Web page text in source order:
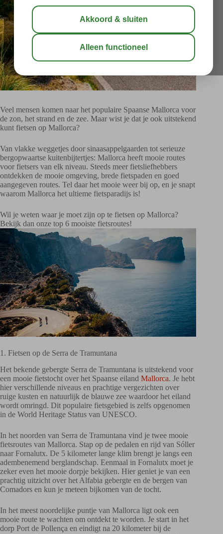
Veel mensen komen naar het populaire Spaanse Mallorca voor
de zon, het strand en de zee. Maar wist je dat je ook uitstekend
kunt fietsen op Mallorca?
Van vlakke weggetjes door sinaasappelgaarden tot serieuze
bergopwaartse kuitenbijtertjes: Mallorca heeft mooie routes
voor fietsers van elk niveau. Steeds meer fietsliefhebbers
ontdekken de mooie omgeving, brede fietspaden en goed
aangegeven routes. Tel daar het mooie weer bij op, en je snapt
waarom Mallorca het ultieme fietsparadijs is!
Wil je weten waar je moet zijn op te fietsen op Mallorca?
Bekijk dan onze top 6 mooiste fietsroutes!
1. Fietsen op de Serra de Tramuntana
Het bekende gebergte Serra de Tramuntana is uitstekend voor
een mooie fietstocht over het Spaanse eiland Mallorca. Je hebt
hier verschillende niveaus en prachtige vergezichten over
ruige kusten en natuurlijk de blauwe zee waardoor het eiland
wordt omringd. Dit populaire fietsgebied is zelfs opgenomen
in de World Heritage Status van UNESCO.
In het noorden van Serra de Tramuntana vind je twee mooie
fietsroutes van Mallorca. Stap op de pedalen en rijd van Sóller
naar Fornalutx. De 5 kilometer lange klim brengt je langs een
adembenemend berglandschap. Eenmaal in Fornalutx moet je
zeker even het mooie dorpje bekijken. Hier geniet je van een
prachtig uitzicht over het Alfabia gebergte en de bergen van
Comadors en kun je meteen bijkomen van de tocht.
In het meest noordelijke puntje van Mallorca ligt ook een
mooie route te wachten om ontdekt te worden. Je start in het
dorp Port de Pollença en eindigt na 20 kilometer bij de